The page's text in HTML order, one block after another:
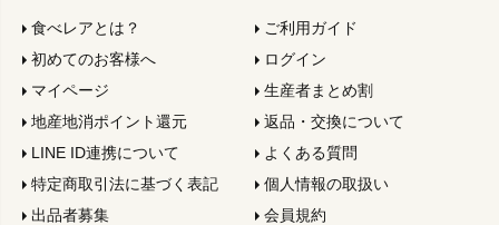
食べレアとは？
ご利用ガイド
初めてのお客様へ
ログイン
マイページ
生産者まとめ割
地産地消ポイント還元
返品・交換について
LINE ID連携について
よくある質問
特定商取引法に基づく表記
個人情報の取扱い
出品者募集
会員規約